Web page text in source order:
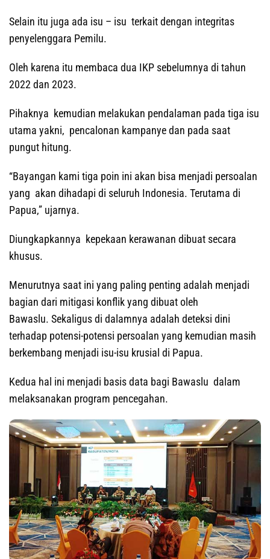
Selain itu juga ada isu – isu terkait dengan integritas
penyelenggara Pemilu.
Oleh karena itu membaca dua IKP sebelumnya di tahun
2022 dan 2023.
Pihaknya kemudian melakukan pendalaman pada tiga isu
utama yakni, pencalonan kampanye dan pada saat
pungut hitung.
“Bayangan kami tiga poin ini akan bisa menjadi persoalan
yang akan dihadapi di seluruh Indonesia. Terutama di
Papua,” ujarnya.
Diungkapkannya kepekaan kerawanan dibuat secara
khusus.
Menurutnya saat ini yang paling penting adalah menjadi
bagian dari mitigasi konflik yang dibuat oleh
Bawaslu. Sekaligus di dalamnya adalah deteksi dini
terhadap potensi-potensi persoalan yang kemudian masih
berkembang menjadi isu-isu krusial di Papua.
Kedua hal ini menjadi basis data bagi Bawaslu dalam
melaksanakan program pencegahan.